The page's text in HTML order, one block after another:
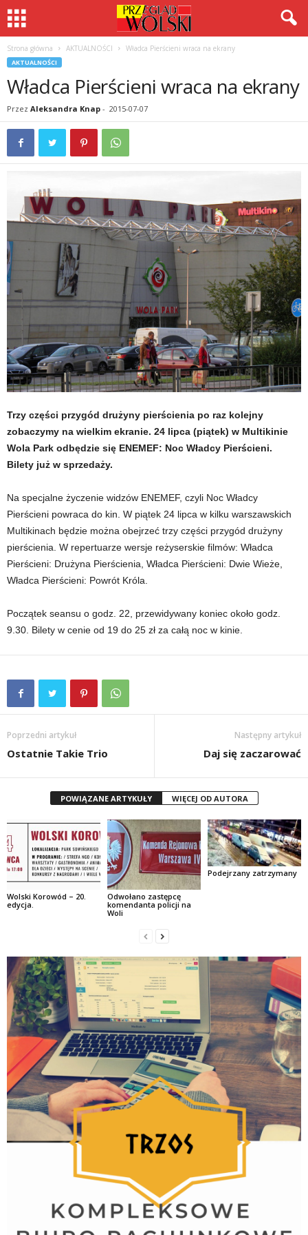
Strona główna AKTUALNOŚCI Władca Pierścieni wraca na ekrany
AKTUALNOŚCI
Władca Pierścieni wraca na ekrany
Przez Aleksandra Knap - 2015-07-07
Trzy części przygód drużyny pierścienia po raz kolejny
zobaczymy na wielkim ekranie. 24 lipca (piątek) w Multikinie
Wola Park odbędzie się ENEMEF: Noc Władcy Pierścieni.
Bilety już w sprzedaży.
Na specjalne życzenie widzów ENEMEF, czyli Noc Władcy
Pierścieni powraca do kin. W piątek 24 lipca w kilku warszawskich
Multikinach będzie można obejrzeć trzy części przygód drużyny
pierścienia. W repertuarze wersje reżyserskie filmów: Władca
Pierścieni: Drużyna Pierścienia, Władca Pierścieni: Dwie Wieże,
Władca Pierścieni: Powrót Króla.
Początek seansu o godz. 22, przewidywany koniec około godz.
9.30. Bilety w cenie od 19 do 25 zł za całą noc w kinie.
Poprzedni artykuł
Ostatnie Takie Trio
Następny artykuł
Daj się zaczarować
POWIĄZANE ARTYKUŁY WIĘCEJ OD AUTORA
Wolski Korowód – 20.
edycja.
Odwołano zastępcę
komendanta policji na
Woli
Podejrzany zatrzymany